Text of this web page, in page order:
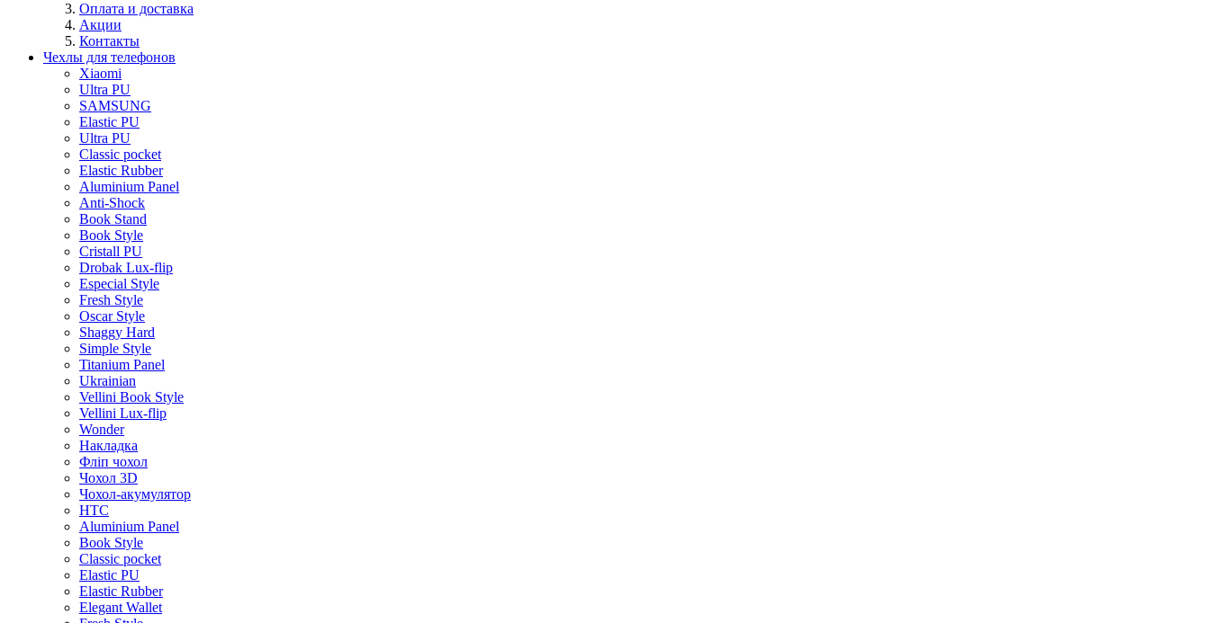
Оплата и доставка
Акции
Контакты
Чехлы для телефонов
Xiaomi
Ultra PU
SAMSUNG
Elastic PU
Ultra PU
Classic pocket
Elastic Rubber
Aluminium Panel
Anti-Shock
Book Stand
Book Style
Cristall PU
Drobak Lux-flip
Especial Style
Fresh Style
Oscar Style
Shaggy Hard
Simple Style
Titanium Panel
Ukrainian
Vellini Book Style
Vellini Lux-flip
Wonder
Накладка
Фліп чохол
Чохол 3D
Чохол-акумулятор
HTC
Aluminium Panel
Book Style
Classic pocket
Elastic PU
Elastic Rubber
Elegant Wallet